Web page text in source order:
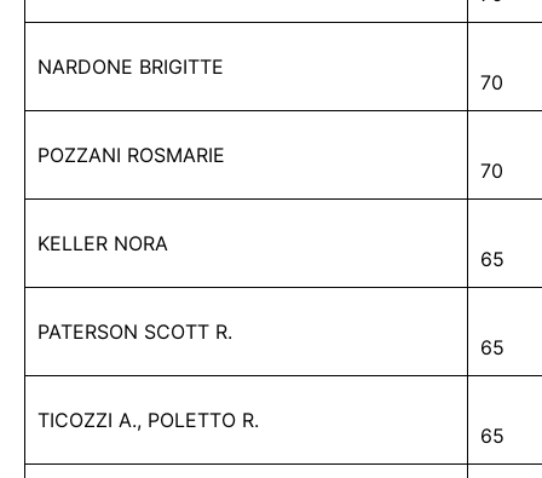
NARDONE BRIGITTE
70
POZZANI ROSMARIE
70
KELLER NORA
65
PATERSON SCOTT R.
65
TICOZZI A., POLETTO R.
65